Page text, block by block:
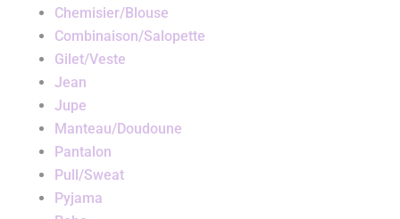
Chemisier/Blouse
Combinaison/Salopette
Gilet/Veste
Jean
Jupe
Manteau/Doudoune
Pantalon
Pull/Sweat
Pyjama